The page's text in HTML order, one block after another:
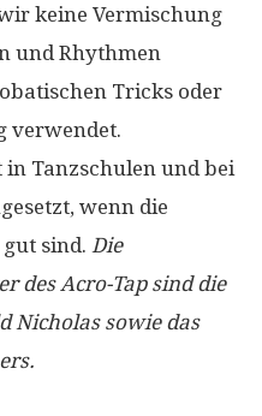
keine Vermischung
und Rhythmen
Tricks oder
verwendet.
Tanzschulen und bei
wenn die
sind. Die
des Acro-Tap sind die
Nicholas sowie das